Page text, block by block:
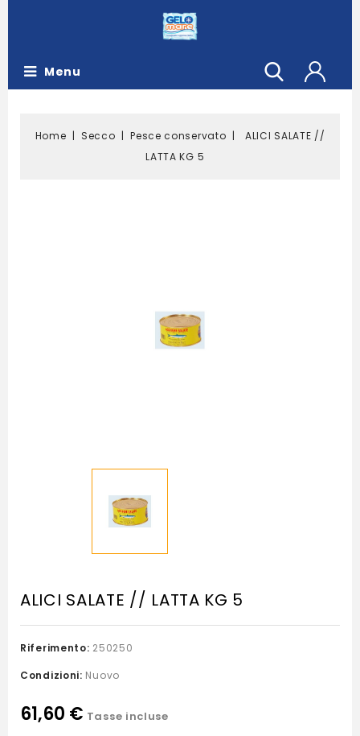
Menu
Home Secco Pesce conservato
ALICI SALATE //
LATTA KG 5
ALICI SALATE // LATTA KG 5
Riferimento: 250250
Condizioni: Nuovo
61,60 € Tasse incluse